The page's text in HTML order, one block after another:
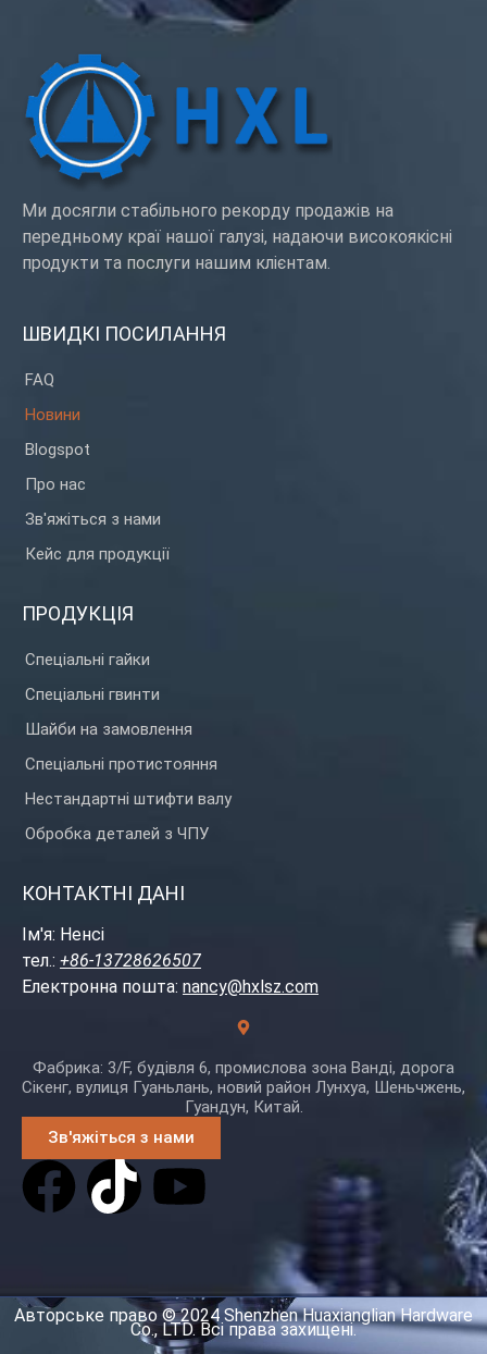
Ми досягли стабільного рекорду продажів на
передньому краї нашої галузі, надаючи високоякісні
продукти та послуги нашим клієнтам.
ШВИДКІ ПОСИЛАННЯ
FAQ
Новини
Blogspot
Про нас
Зв'яжіться з нами
Кейс для продукції
ПРОДУКЦІЯ
Спеціальні гайки
Спеціальні гвинти
Шайби на замовлення
Спеціальні протистояння
Нестандартні штифти валу
Обробка деталей з ЧПУ
КОНТАКТНІ ДАНІ
Ім'я: Ненсі
тел.: +86-13728626507
Електронна пошта: nancy@hxlsz.com
Фабрика: 3/F, будівля 6, промислова зона Ванді, дорога
Сікенг, вулиця Гуаньлань, новий район Лунхуа, Шеньчжень,
Гуандун, Китай.
Зв'яжіться з нами
Авторське право © 2024 Shenzhen Huaxianglian Hardware
Co., LTD. Всі права захищені.